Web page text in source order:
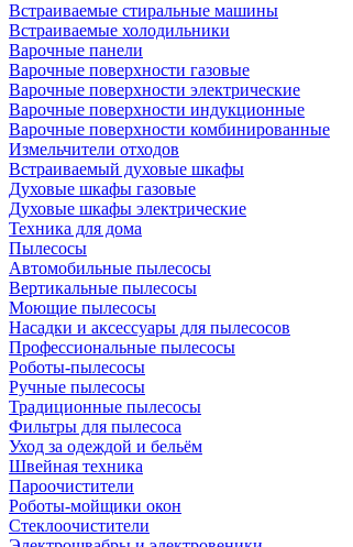
Встраиваемые стиральные машины
Встраиваемые холодильники
Варочные панели
Варочные поверхности газовые
Варочные поверхности электрические
Варочные поверхности индукционные
Варочные поверхности комбинированные
Измельчители отходов
Встраиваемый духовые шкафы
Духовые шкафы газовые
Духовые шкафы электрические
Техника для дома
Пылесосы
Автомобильные пылесосы
Вертикальные пылесосы
Моющие пылесосы
Насадки и аксессуары для пылесосов
Профессиональные пылесосы
Роботы-пылесосы
Ручные пылесосы
Традиционные пылесосы
Фильтры для пылесоса
Уход за одеждой и бельём
Швейная техника
Пароочистители
Роботы-мойщики окон
Стеклоочистители